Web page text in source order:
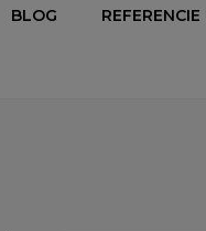
BLOG REFERENCIE